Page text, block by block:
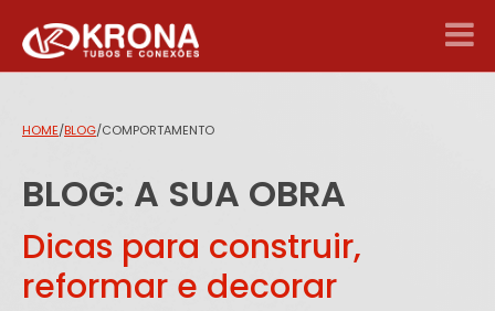
HOME/BLOG/COMPORTAMENTO
BLOG: A SUA OBRA
Dicas para construir,
reformar e decorar